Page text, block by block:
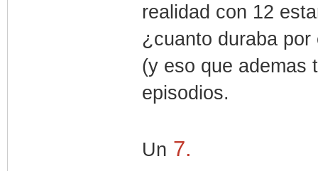
realidad con 12
¿cuanto duraba
(y eso que
episodios.
Un 7.